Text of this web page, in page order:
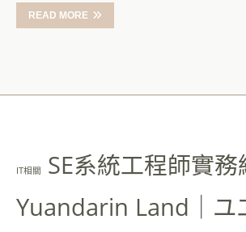
READ MORE
IT相關 SE系統工程師實務
Yuandarin Land｜ユ